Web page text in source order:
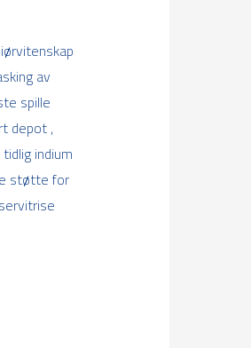
av
spille
depot ,
indium
støtte for